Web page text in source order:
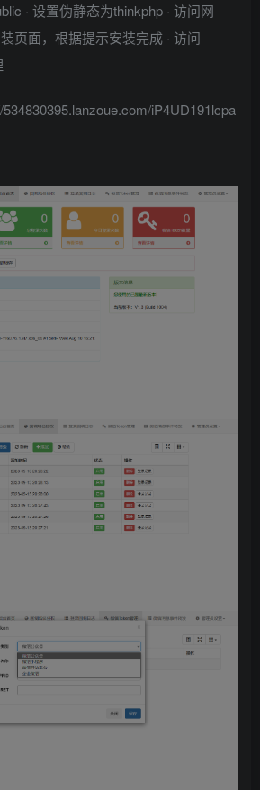
· 设置伪静态为thinkphp · 访问网
页面，根据提示安装完成 · 访问
iP4UD191lcpa